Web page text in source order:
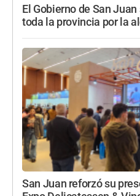
El Gobierno de San
toda la provincia por la
San Juan reforzó su